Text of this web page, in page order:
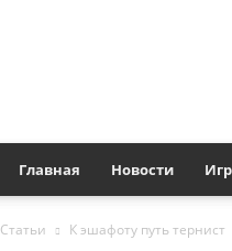
Главная Новости
Статьи К эшафоту путь тернист